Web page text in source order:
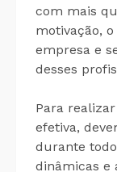
com mais
motivação,
empresa e
desses
Para
efetiva,
durante
dinâmicas e